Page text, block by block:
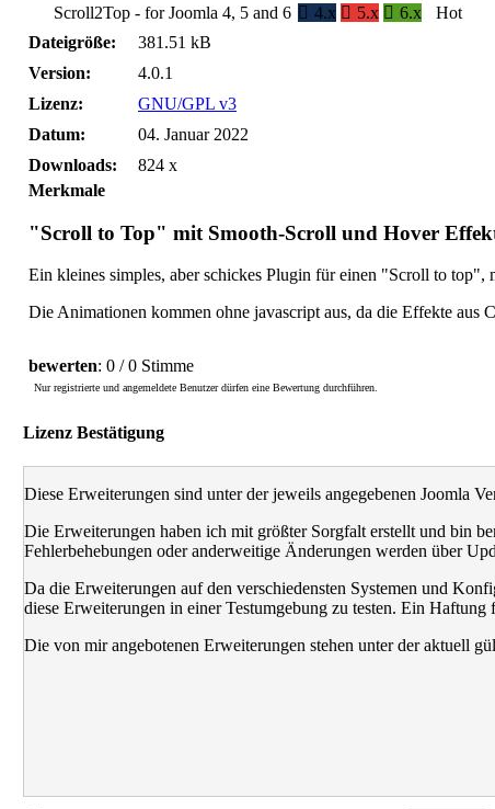
Scroll2Top - for Joomla 4, 5 and 6
Hot
4.x 5.x
6.x
Dateigröße:
381.51 kB
Version:
4.0.1
Lizenz:
GNU/GPL v3
Datum:
04. Januar 2022
Downloads:
824 x
Merkmale
"Scroll to Top" mit Smooth-Scroll und Hover
Ein kleines simples, aber schickes Plugin für einen "Scroll to
Die Animationen kommen ohne javascript aus, da die Effekte aus
bewerten: 0 / 0 Stimme
Nur registrierte und angemeldete Benutzer dürfen eine Bewertung durchführen.
Lizenz Bestätigung
Diese Erweiterungen sind unter der jeweils angegebenen Joomla
Die Erweiterungen haben ich mit größter Sorgfalt erstellt und bin
Fehlerbehebungen oder anderweitige Änderungen werden über
Da die Erweiterungen auf den verschiedensten Systemen und
diese Erweiterungen in einer Testumgebung zu testen. Ein
Die von mir angebotenen Erweiterungen stehen unter der aktuell